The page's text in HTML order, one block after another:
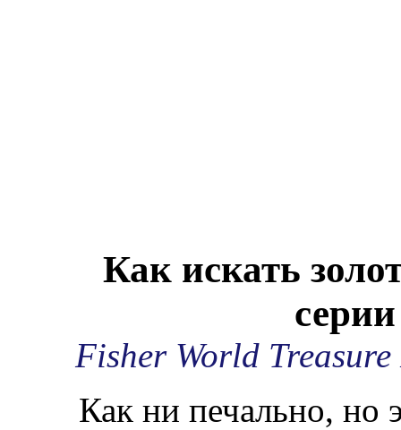
Как искать
Fisher World
Как ни печально, но